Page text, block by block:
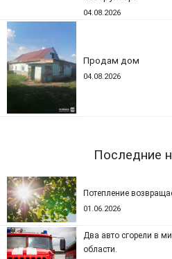
04.08.2026
Продам дом
04.08.2026
Последние
Потепление
01.06.2026
Два авто сгорели в
области.